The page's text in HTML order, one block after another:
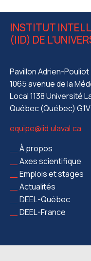
INSTITUT
(IID) DE
Pavillon Adrien-Pouliot
1065 avenue de la
Local 1138 Université
Québec (Québec)
equipe@iid.ulaval.ca
À propos
Axes scientifique
Emplois et stages
Actualités
DEEL-Québec
DEEL-France